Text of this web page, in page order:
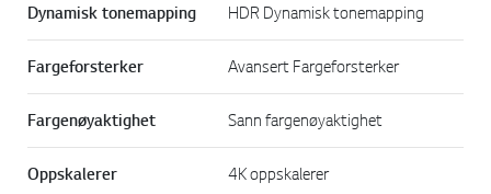
Dynamisk tonemapping HDR Dynamisk tonemapping
Fargeforsterker Avansert Fargeforsterker
Fargenøyaktighet Sann fargenøyaktighet
Oppskalerer 4K oppskalerer